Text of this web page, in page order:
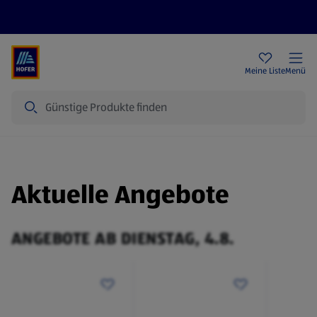
Meine ListeMenü
Aktuelle Angebote
ANGEBOTE AB DIENSTAG, 4.8.